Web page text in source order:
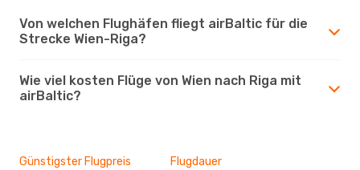
Von welchen Flughäfen fliegt airBaltic für die
Strecke Wien-Riga?
Wie viel kosten Flüge von Wien nach Riga mit
airBaltic?
Günstigster Flugpreis Flugdauer